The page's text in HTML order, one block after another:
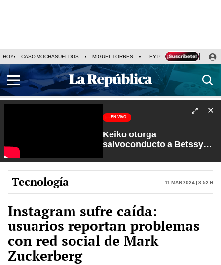
HOY CASO MOCHASUELDOS MIGUEL TORRES LEY PULPÍN PRECIO DEL
EN VIVO
Keiko otorga
salvoconducto a Betssy
Petroperú | Sin Guion con
Rosa María Palacios
Tecnología 11 Mar 2024 | 8:52 h
Instagram sufre caída:
usuarios reportan problemas
con red social de Mark
Zuckerberg